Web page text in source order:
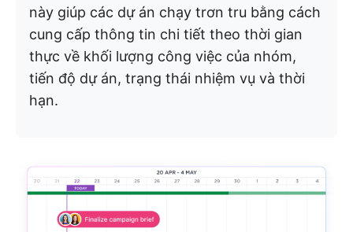
này giúp các dự án chạy trơn tru bằng cách
cung cấp thông tin chi tiết theo thời gian
thực về khối lượng công việc của nhóm,
tiến độ dự án, trạng thái nhiệm vụ và thời
hạn.